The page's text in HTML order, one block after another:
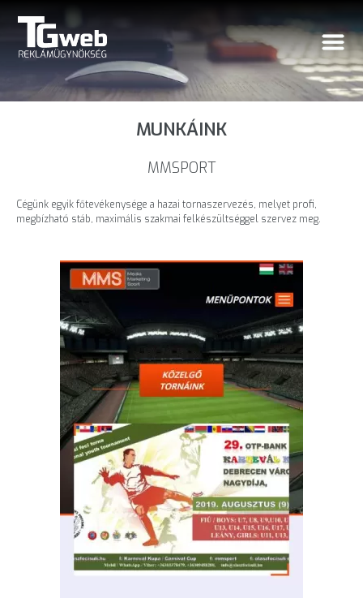
MUNKÁINK
MMSPORT
Cégünk egyik főtevékenysége a hazai tornaszervezés, melyet profi,
megbízható stáb, maximális szakmai felkészültséggel szervez meg.